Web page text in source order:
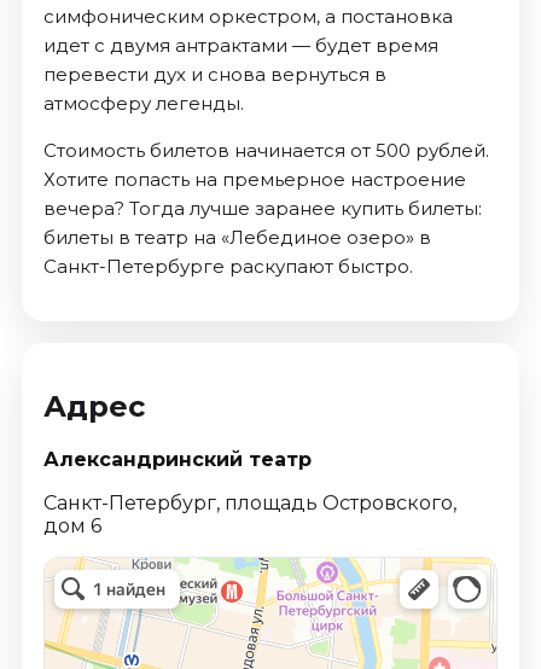
симфоническим оркестром, а постановка
идет с двумя антрактами — будет время
перевести дух и снова вернуться в
атмосферу легенды.
Стоимость билетов начинается от 500 рублей.
Хотите попасть на премьерное настроение
вечера? Тогда лучше заранее купить билеты:
билеты в театр на «Лебединое озеро» в
Санкт-Петербурге раскупают быстро.
Адрес
Александринский театр
Санкт-Петербург, площадь Островского,
дом 6